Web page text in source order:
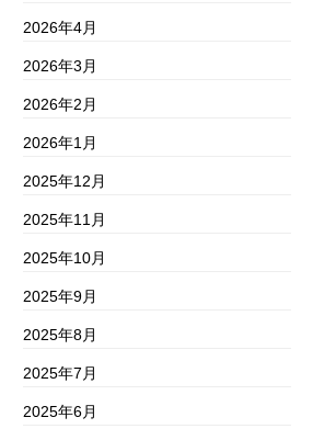
2026年4月
2026年3月
2026年2月
2026年1月
2025年12月
2025年11月
2025年10月
2025年9月
2025年8月
2025年7月
2025年6月